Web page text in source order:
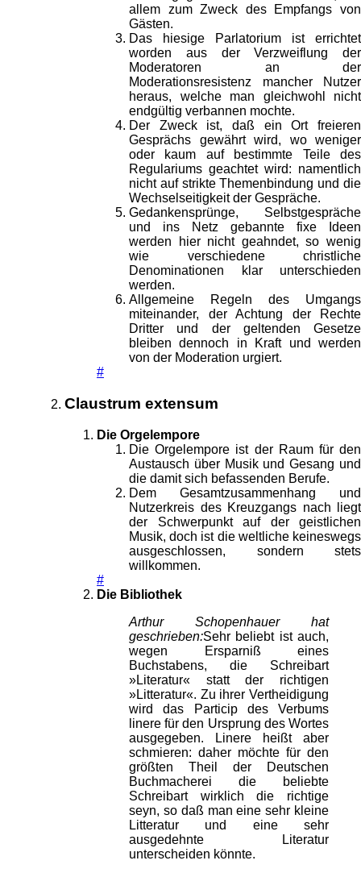
allem zum Zweck des Empfangs von
Gästen.
Das hiesige Parlatorium ist errichtet
worden aus der Verzweiflung der
Moderatoren an der
Moderationsresistenz mancher Nutzer
heraus, welche man gleichwohl nicht
endgültig verbannen mochte.
Der Zweck ist, daß ein Ort freieren
Gesprächs gewährt wird, wo weniger
oder kaum auf bestimmte Teile des
Regulariums geachtet wird: namentlich
nicht auf strikte Themenbindung und die
Wechselseitigkeit der Gespräche.
Gedankensprünge, Selbstgespräche
und ins Netz gebannte fixe Ideen
werden hier nicht geahndet, so wenig
wie verschiedene christliche
Denominationen klar unterschieden
werden.
Allgemeine Regeln des Umgangs
miteinander, der Achtung der Rechte
Dritter und der geltenden Gesetze
bleiben dennoch in Kraft und werden
von der Moderation urgiert.
#
Claustrum extensum
Die Orgelempore
Die Orgelempore ist der Raum für den
Austausch über Musik und Gesang und
die damit sich befassenden Berufe.
Dem Gesamtzusammenhang und
Nutzerkreis des Kreuzgangs nach liegt
der Schwerpunkt auf der geistlichen
Musik, doch ist die weltliche keineswegs
ausgeschlossen, sondern stets
willkommen.
#
Die Bibliothek
Arthur Schopenhauer hat
geschrieben:Sehr beliebt ist auch,
wegen Ersparniß eines
Buchstabens, die Schreibart
»Literatur« statt der richtigen
»Litteratur«. Zu ihrer Vertheidigung
wird das Particip des Verbums
linere für den Ursprung des Wortes
ausgegeben. Linere heißt aber
schmieren: daher möchte für den
größten Theil der Deutschen
Buchmacherei die beliebte
Schreibart wirklich die richtige
seyn, so daß man eine sehr kleine
Litteratur und eine sehr
ausgedehnte Literatur
unterscheiden könnte.